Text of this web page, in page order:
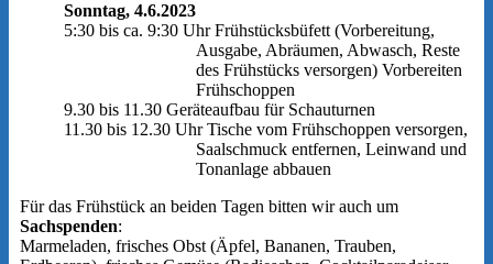
Sonntag, 4.6.2023
5:30 bis ca. 9:30 Uhr Frühstücksbüfett (Vorbereitung,
Ausgabe, Abräumen, Abwasch, Reste
des Frühstücks versorgen) Vorbereiten
Frühschoppen
9.30 bis 11.30 Geräteaufbau für Schauturnen
11.30 bis 12.30 Uhr Tische vom Frühschoppen versorgen,
Saalschmuck entfernen, Leinwand und
Tonanlage abbauen
Für das Frühstück an beiden Tagen bitten wir auch um
Sachspenden:
Marmeladen, frisches Obst (Äpfel, Bananen, Trauben,